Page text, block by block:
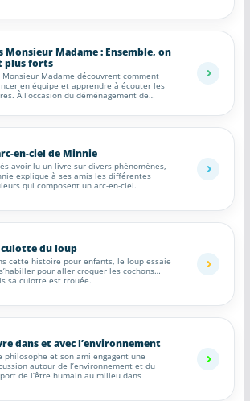
Monsieur Madame : Ensemble, on
plus forts
Monsieur Madame découvrent comment
en équipe et apprendre à écouter les
À l’occasion du déménagement de
en-ciel de Minnie
avoir lu un livre sur divers phénomènes,
explique à ses amis les différentes
qui composent un arc-en-ciel.
culotte du loup
cette histoire pour enfants, le loup essaie
pour aller croquer les cochons…
sa culotte est trouée.
dans et avec l’environnement
philosophe et son ami engagent une
autour de l’environnement et du
de l’être humain au milieu dans